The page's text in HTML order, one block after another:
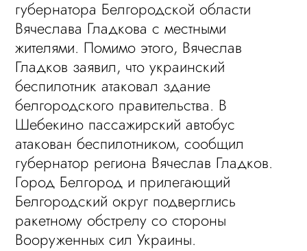
губернатора Белгородской области
Вячеслава Гладкова с местными
жителями. Помимо этого, Вячеслав
Гладков заявил, что украинский
беспилотник атаковал здание
белгородского правительства. В
Шебекино пассажирский автобус
атакован беспилотником, сообщил
губернатор региона Вячеслав Гладков.
Город Белгород и прилегающий
Белгородский округ подверглись
ракетному обстрелу со стороны
Вооруженных сил Украины.